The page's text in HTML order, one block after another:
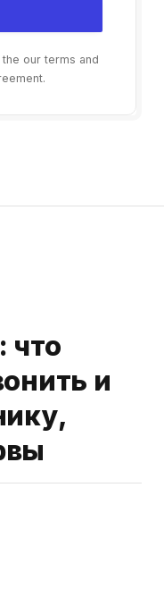
our terms and
что
и